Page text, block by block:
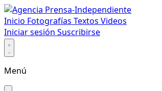
Inicio Fotografías Textos Videos
Iniciar sesión Suscribirse
Menú